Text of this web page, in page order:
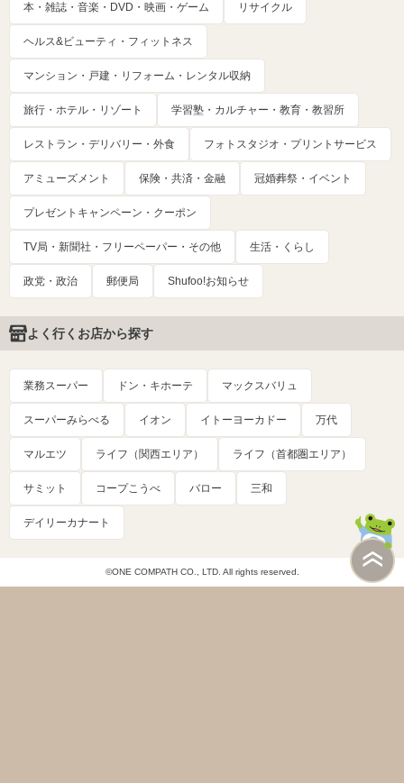
本・雑誌・音楽・DVD・映画・ゲーム リサイクル
ヘルス&ビューティ・フィットネス
マンション・戸建・リフォーム・レンタル収納
旅行・ホテル・リゾート 学習塾・カルチャー・教育・教習所
レストラン・デリバリー・外食 フォトスタジオ・プリントサービス
アミューズメント 保険・共済・金融 冠婚葬祭・イベント
プレゼントキャンペーン・クーポン
TV局・新聞社・フリーペーパー・その他 生活・くらし
政党・政治 郵便局 Shufoo!お知らせ
よく行くお店から探す
業務スーパー ドン・キホーテ マックスバリュ
スーパーみらべる イオン イトーヨーカドー 万代
マルエツ ライフ（関西エリア） ライフ（首都圏エリア）
サミット コープこうべ バロー 三和
デイリーカナート
©ONE COMPATH CO., LTD. All rights reserved.